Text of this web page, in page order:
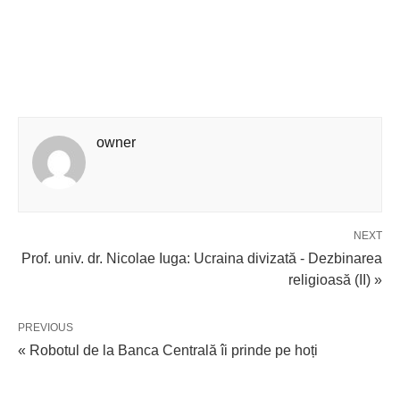
owner
NEXT
Prof. univ. dr. Nicolae Iuga: Ucraina divizată - Dezbinarea
religioasă (II) »
PREVIOUS
« Robotul de la Banca Сentrală îi prinde pe hoți